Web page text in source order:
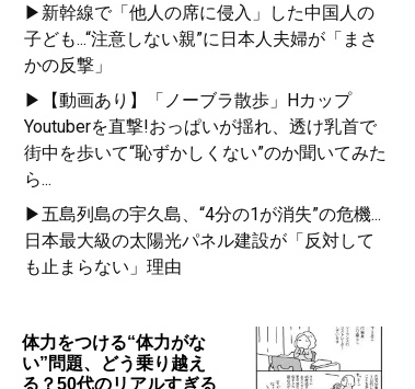
▶新幹線で「他人の席に侵入」した中国人の
子ども...“注意しない親”に日本人夫婦が「まさ
かの反撃」
▶【動画あり】「ノーブラ散歩」Hカップ
Youtuberを直撃!おっぱいが揺れ、透け乳首で
街中を歩いて“恥ずかしくない”のか聞いてみた
ら...
▶五島列島の宇久島、“4分の1が消失”の危機...
日本最大級の太陽光パネル建設が「反対して
も止まらない」理由
体力をつける“体力がな
い”問題、どう乗り越え
る？50代のリアルすぎる